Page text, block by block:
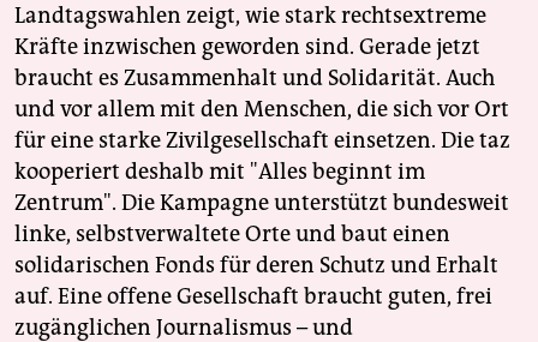
Landtagswahlen zeigt, wie stark rechtsextreme
Kräfte inzwischen geworden sind. Gerade jetzt
braucht es Zusammenhalt und Solidarität. Auch
und vor allem mit den Menschen, die sich vor Ort
für eine starke Zivilgesellschaft einsetzen. Die taz
kooperiert deshalb mit "Alles beginnt im
Zentrum". Die Kampagne unterstützt bundesweit
linke, selbstverwaltete Orte und baut einen
solidarischen Fonds für deren Schutz und Erhalt
auf. Eine offene Gesellschaft braucht guten, frei
zugänglichen Journalismus – und